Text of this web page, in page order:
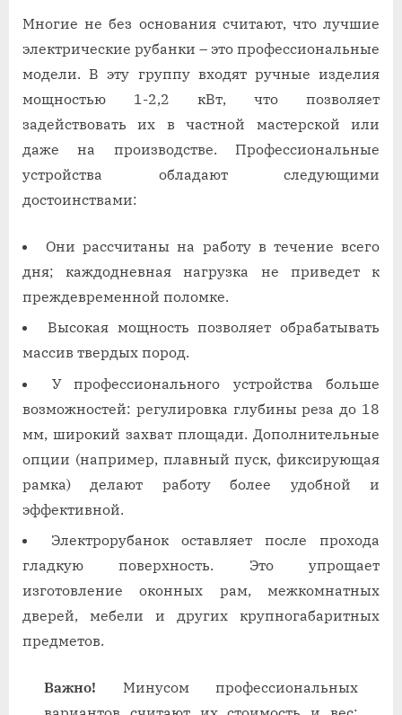
Многие не без основания считают, что лучшие
электрические рубанки – это профессиональные
модели. В эту группу входят ручные изделия
мощностью 1-2,2 кВт, что позволяет
задействовать их в частной мастерской или
даже на производстве. Профессиональные
устройства обладают следующими
достоинствами:
Они рассчитаны на работу в течение всего
дня; каждодневная нагрузка не приведет к
преждевременной поломке.
Высокая мощность позволяет обрабатывать
массив твердых пород.
У профессионального устройства больше
возможностей: регулировка глубины реза до 18
мм, широкий захват площади. Дополнительные
опции (например, плавный пуск, фиксирующая
рамка) делают работу более удобной и
эффективной.
Электрорубанок оставляет после прохода
гладкую поверхность. Это упрощает
изготовление оконных рам, межкомнатных
дверей, мебели и других крупногабаритных
предметов.
Важно! Минусом профессиональных